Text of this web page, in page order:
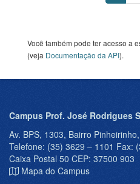
Você também pode ter acesso a
(veja Documentação da API).
Campus Prof. José Rodrigues
Av. BPS, 1303, Bairro
Telefone: (35) 3629 – 1101 Fax:
Caixa Postal 50 CEP: 37500 903
Mapa do Campus